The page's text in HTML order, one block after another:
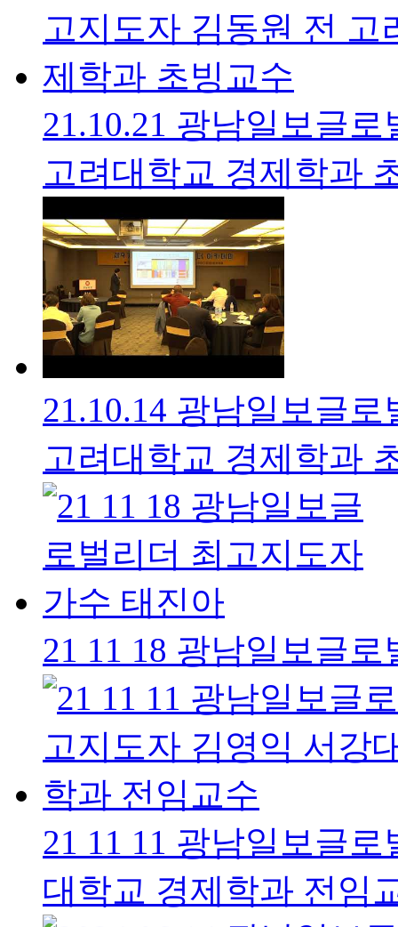
21.10.21 광남일보글
고려대학교 경제학과
21.10.14 광남일보글
고려대학교 경제학과
21 11 18 광남일보글
21 11 11 광남일보글
대학교 경제학과 전임